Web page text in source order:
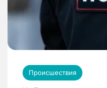
Происшествия